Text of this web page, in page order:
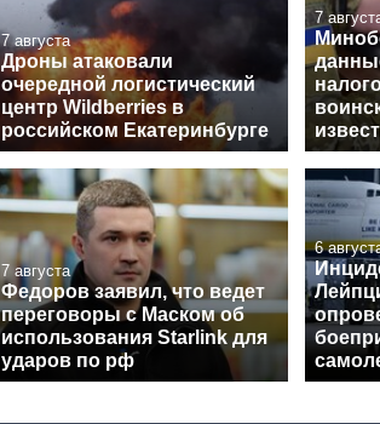
7 августа
Дроны атаковали
очередной логистический
центр Wildberries в
российском Екатеринбурге
7
7 августа
Федоров заявил, что ведет
переговоры с Маском об
использования Starlink для
ударов по рф
6